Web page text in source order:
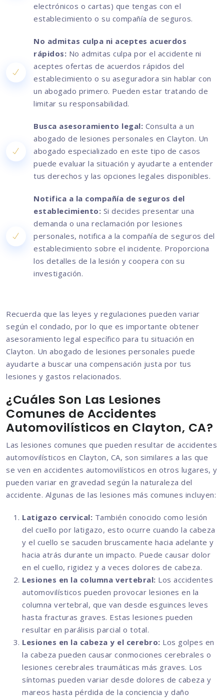
electrónicos o cartas) que tengas con el
establecimiento o su compañía de seguros.
No admitas culpa ni aceptes acuerdos
rápidos: No admitas culpa por el accidente ni
aceptes ofertas de acuerdos rápidos del
establecimiento o su aseguradora sin hablar con
un abogado primero. Pueden estar tratando de
limitar su responsabilidad.
Busca asesoramiento legal: Consulta a un
abogado de lesiones personales en Clayton. Un
abogado especializado en este tipo de casos
puede evaluar la situación y ayudarte a entender
tus derechos y las opciones legales disponibles.
Notifica a la compañía de seguros del
establecimiento: Si decides presentar una
demanda o una reclamación por lesiones
personales, notifica a la compañía de seguros del
establecimiento sobre el incidente. Proporciona
los detalles de la lesión y coopera con su
investigación.
Recuerda que las leyes y regulaciones pueden variar
según el condado, por lo que es importante obtener
asesoramiento legal específico para tu situación en
Clayton. Un abogado de lesiones personales puede
ayudarte a buscar una compensación justa por tus
lesiones y gastos relacionados.
¿Cuáles Son Las Lesiones
Comunes de Accidentes
Automovilísticos en Clayton, CA?
Las lesiones comunes que pueden resultar de accidentes
automovilísticos en Clayton, CA, son similares a las que
se ven en accidentes automovilísticos en otros lugares, y
pueden variar en gravedad según la naturaleza del
accidente. Algunas de las lesiones más comunes incluyen:
Latigazo cervical: También conocido como lesión
del cuello por latigazo, esto ocurre cuando la cabeza
y el cuello se sacuden bruscamente hacia adelante y
hacia atrás durante un impacto. Puede causar dolor
en el cuello, rigidez y a veces dolores de cabeza.
Lesiones en la columna vertebral: Los accidentes
automovilísticos pueden provocar lesiones en la
columna vertebral, que van desde esguinces leves
hasta fracturas graves. Estas lesiones pueden
resultar en parálisis parcial o total.
Lesiones en la cabeza y el cerebro: Los golpes en
la cabeza pueden causar conmociones cerebrales o
lesiones cerebrales traumáticas más graves. Los
síntomas pueden variar desde dolores de cabeza y
mareos hasta pérdida de la conciencia y daño